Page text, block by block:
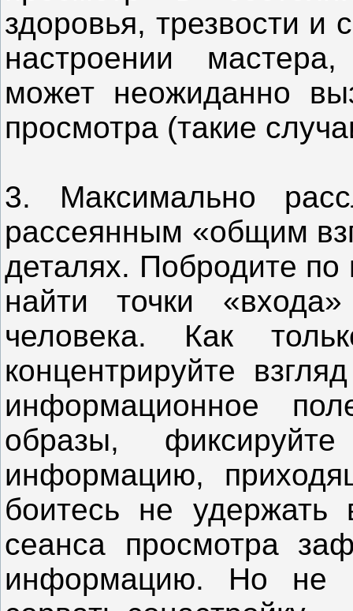
здоровья, трезвости
настроении
может неожиданно
просмотра (такие
3. Максимально
рассеянным «общим
деталях. Побродите
найти точки
человека. Как
концентрируйте
информационное
образы,
информацию,
боитесь не
сеанса просмотра
информацию. Но не